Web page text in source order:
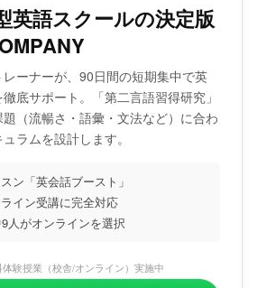
英語スクールの決定版
ーナーが、90日間の短期集中で英
底サポート。「第二言語習得研究」
（流暢さ・語彙・文法など）に合わ
ラムを設計します。
ン「英会話ブースト」
イン受講に完全対応
人がオンラインを選択
験授業（校舎/オンライン）実施中